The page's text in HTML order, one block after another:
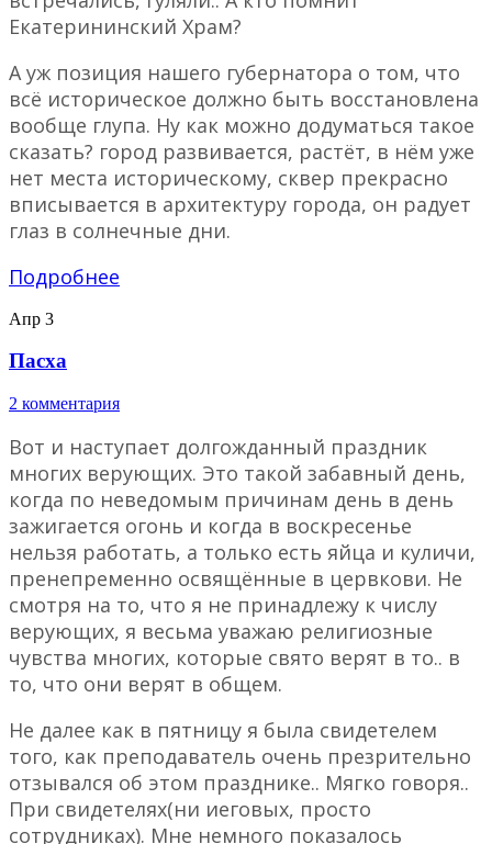
Екатерининский Храм?
А уж позиция нашего губернатора о том, что
всё историческое должно быть восстановлена
вообще глупа. Ну как можно додуматься такое
сказать? город развивается, растёт, в нём уже
нет места историческому, сквер прекрасно
вписывается в архитектуру города, он радует
глаз в солнечные дни.
Подробнее
Апр 3
Пасха
2 комментария
Вот и наступает долгожданный праздник
многих верующих. Это такой забавный день,
когда по неведомым причинам день в день
зажигается огонь и когда в воскресенье
нельзя работать, а только есть яйца и куличи,
пренепременно освящённые в цервкови. Не
смотря на то, что я не принадлежу к числу
верующих, я весьма уважаю религиозные
чувства многих, которые свято верят в то.. в
то, что они верят в общем.
Не далее как в пятницу я была свидетелем
того, как преподаватель очень презрительно
отзывался об этом празднике.. Мягко говоря..
При свидетелях(ни иеговых, просто
сотрудниках). Мне немного показалось